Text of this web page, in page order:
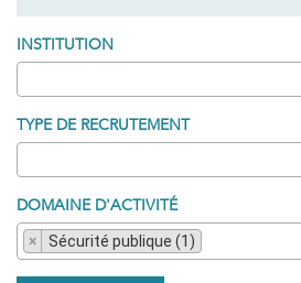
INSTITUTION
TYPE DE RECRUTEMENT
DOMAINE D'ACTIVITÉ
× Sécurité publique (1)